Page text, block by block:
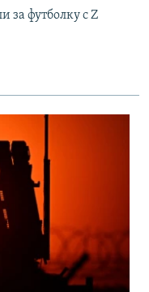
за футболку с Z